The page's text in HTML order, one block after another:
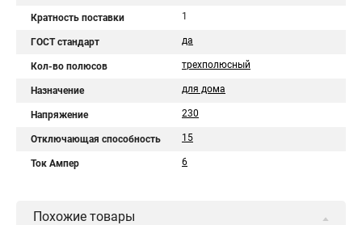
Кратность поставки 1
ГОСТ стандарт да
Кол-во полюсов трехполюсный
Назначение для дома
Напряжение 230
Отключающая способность 15
Ток Ампер 6
Похожие товары